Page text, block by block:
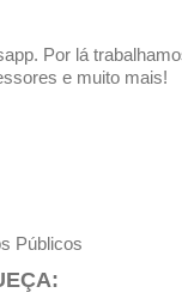
Por lá
e muito mais!
Públicos